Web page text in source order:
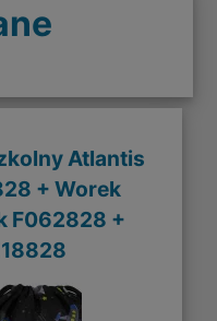
Atlantis
+ Worek
F062828 +